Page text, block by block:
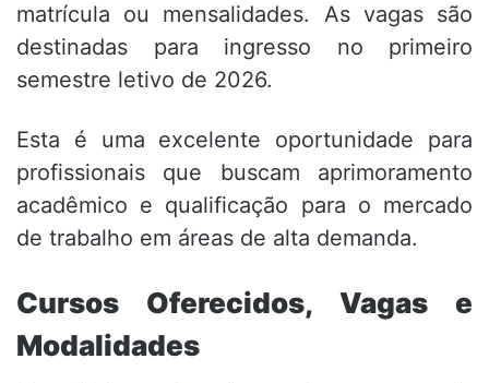
matrícula ou mensalidades. As vagas são
destinadas para ingresso no primeiro
semestre letivo de 2026.
Esta é uma excelente oportunidade para
profissionais que buscam aprimoramento
acadêmico e qualificação para o mercado
de trabalho em áreas de alta demanda.
Cursos Oferecidos, Vagas e
Modalidades